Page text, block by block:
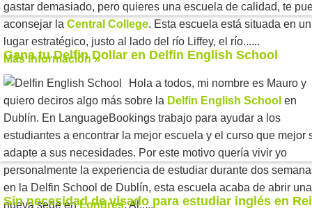
gastar demasiado, pero quieres una escuela de calidad, te
aconsejar la Central College. Esta escuela está situada en un
lugar estratégico, justo al lado del río Liffey, el río......
Más información »
Gana tu Delfin Dollar en Delfin English School
Hola a todos, mi nombre es Mauro y
quiero deciros algo más sobre la Delfin English School en
Dublín. En LanguageBookings trabajo para ayudar a los
estudiantes a encontrar la mejor escuela y el curso que mejor
adapte a sus necesidades. Por este motivo quería vivir yo
personalmente la experiencia de estudiar durante dos
en la Delfin School de Dublín, esta escuela acaba de abrir una
nueva sede enLondres. Al......
Sin necesidad de visado para estudiar inglés en